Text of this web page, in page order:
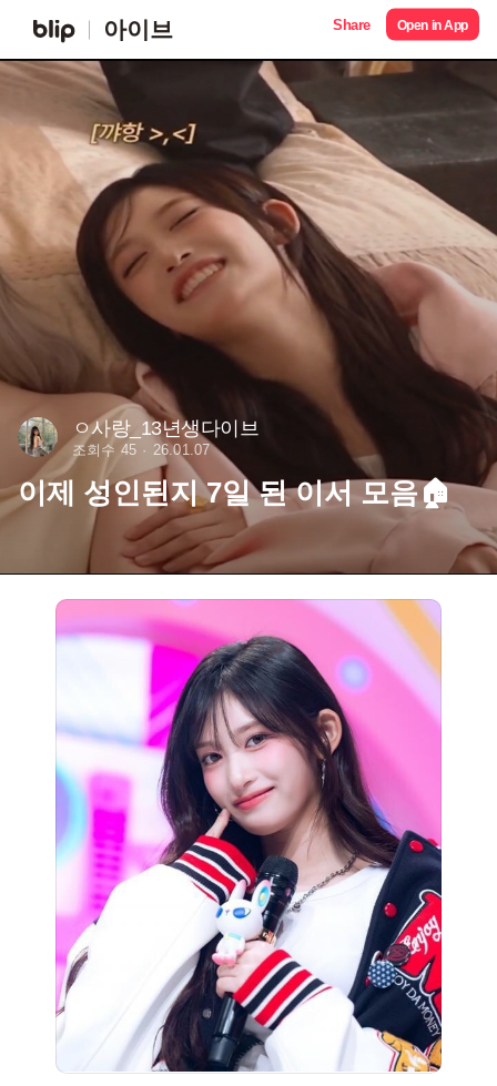
아이브 Share Open in App
ㅇ사랑_13년생다이브
조회수 45 26.01.07
이제 성인된지 7일 된 이서 모음🏠